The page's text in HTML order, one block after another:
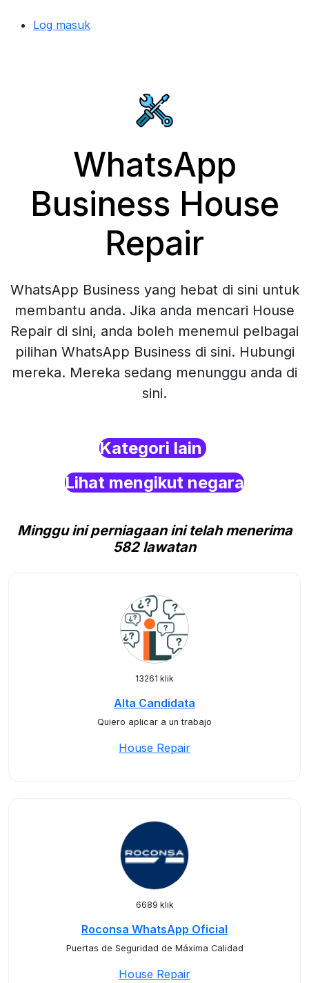
Log masuk
WhatsApp
Business House
Repair
WhatsApp Business yang hebat di sini untuk
membantu anda. Jika anda mencari House
Repair di sini, anda boleh menemui pelbagai
pilihan WhatsApp Business di sini. Hubungi
mereka. Mereka sedang menunggu anda di
sini.
Kategori lain
Lihat mengikut negara
Minggu ini perniagaan ini telah menerima
582 lawatan
13261 klik
Alta Candidata
Quiero aplicar a un trabajo
House Repair
6689 klik
Roconsa WhatsApp Oficial
Puertas de Seguridad de Máxima Calidad
House Repair